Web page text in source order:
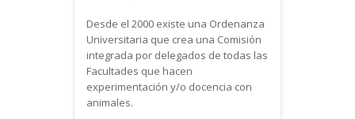
Desde el 2000 existe una Ordenanza
Universitaria que crea una Comisión
integrada por delegados de todas las
Facultades que hacen
experimentación y/o docencia con
animales.